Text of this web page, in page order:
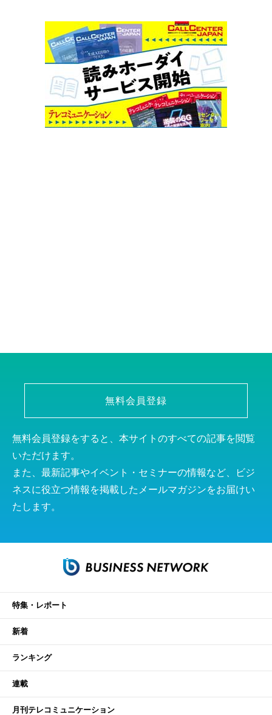
無料会員登録
無料会員登録をすると、本サイトのすべての記事を閲覧
いただけます。
また、最新記事やイベント・セミナーの情報など、ビジ
ネスに役立つ情報を掲載したメールマガジンをお届けい
たします。
特集・レポート
新着
ランキング
連載
月刊テレコミュニケーション